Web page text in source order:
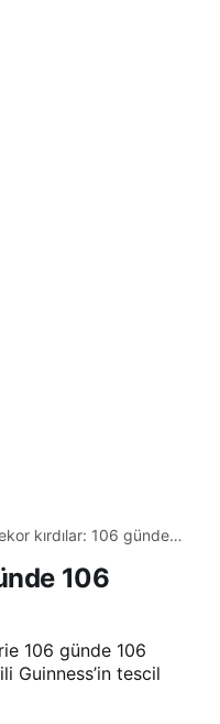
kırdılar: 106 günde
106
106 günde 106
Guinness’in tescil